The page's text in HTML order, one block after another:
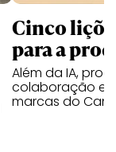
Cinco
para a
Além da IA,
colaboração e
marcas do